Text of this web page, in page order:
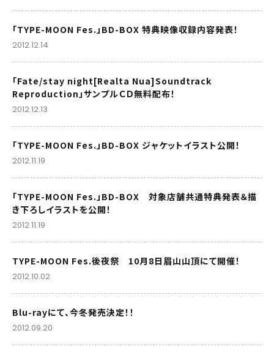
「TYPE-MOON Fes.」BD-BOX 特典映像収録内容発表！
2012.12.14
「Fate/stay night[Realta Nua]Soundtrack
Reproduction」サンプルＣＤ無料配布！
2012.12.13
「TYPE-MOON Fes.」BD-BOX ジャケットイラスト公開！
2012.11.19
「TYPE-MOON Fes.」BD-BOX 対象店舗共通特典発表＆描
き下ろしイラストを公開！
2012.11.19
TYPE-MOON Fes.後夜祭 10月8日眉山山頂にて開催！
2012.10.02
Blu-rayにて、今冬発売決定！！
2012.09.20